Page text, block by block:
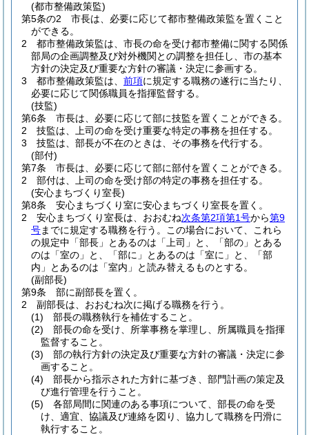
(都市整備政策監)
第5条の2
市長は、必要に応じて都市整備政策監を置くこと
ができる。
2
都市整備政策監は、市長の命を受け都市整備に関する関係
部局の企画調整及び対外機関との調整を担任し、市の基本
方針の決定及び重要な方針の審議・決定に参画する。
3
都市整備政策監は、 前項に規定する職務の遂行に当たり、
必要に応じて関係職員を指揮監督する。
(技監)
第6条
市長は、必要に応じて部に技監を置くことができる。
2
技監は、上司の命を受け重要な特定の事務を担任する。
3
技監は、部長が不在のときは、その事務を代行する。
(部付)
第7条
市長は、必要に応じて部に部付を置くことができる。
2
部付は、上司の命を受け部の特定の事務を担任する。
(安心まちづくり室長)
第8条
安心まちづくり室に安心まちづくり室長を置く。
2
安心まちづくり室長は、おおむね次条第2項第1号から第9
号までに規定する職務を行う。
この場合において、これら
の規定中「部長」とあるのは「上司」と、「部の」とある
のは「室の」と、「部に」とあるのは「室に」と、「部
内」とあるのは「室内」と読み替えるものとする。
(副部長)
第9条
部に副部長を置く。
2
副部長は、おおむね次に掲げる職務を行う。
(1)
部長の職務執行を補佐すること。
(2)
部長の命を受け、所掌事務を掌理し、所属職員を指揮
監督すること。
(3)
部の執行方針の決定及び重要な方針の審議・決定に参
画すること。
(4)
部長から指示された方針に基づき、部門計画の策定及
び進行管理を行うこと。
(5)
各部局間に関連のある事項について、部長の命を受
け、適宜、協議及び連絡を図り、協力して職務を円滑に
執行すること。